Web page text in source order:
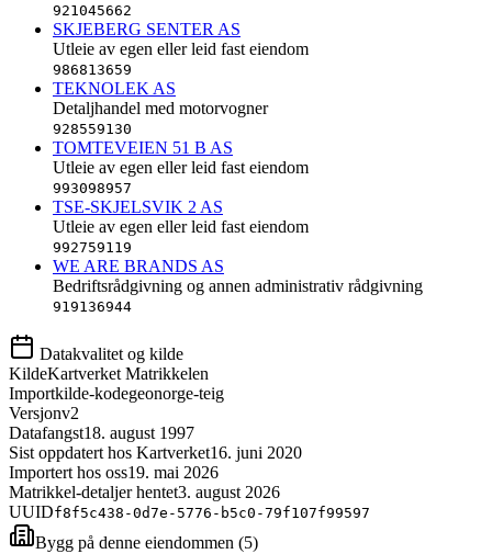
921045662
SKJEBERG SENTER AS
Utleie av egen eller leid fast eiendom
986813659
TEKNOLEK AS
Detaljhandel med motorvogner
928559130
TOMTEVEIEN 51 B AS
Utleie av egen eller leid fast eiendom
993098957
TSE-SKJELSVIK 2 AS
Utleie av egen eller leid fast eiendom
992759119
WE ARE BRANDS AS
Bedriftsrådgivning og annen administrativ rådgivning
919136944
Datakvalitet og kilde
KildeKartverket Matrikkelen
Importkilde-kodegeonorge-teig
Versjonv2
Datafangst18. august 1997
Sist oppdatert hos Kartverket16. juni 2020
Importert hos oss19. mai 2026
Matrikkel-detaljer hentet3. august 2026
UUIDf8f5c438-0d7e-5776-b5c0-79f107f99597
Bygg på denne eiendommen (5)